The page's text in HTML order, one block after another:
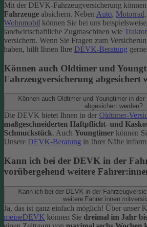
Mit der DEVK-Fahrzeugversicherung
Fahrzeuge absichern. Neben Auto, Motorrad,
Wohnmobil können Sie bei uns
landwirtschaftliche Zugmaschinen wie
versichern. Wenn Sie Fragen zum
haben, hilft Ihnen Ihre DEVK-Beratung
Können auch Oldtimer und
Fahrzeugversicherung abgesichert
Können auch Oldtimer und Youngtimer in
abgesichert werden?
Die DEVK bietet Ihnen in der Oldtimer-
maßgeschneiderten Haftpflicht- und
Schmuckstück. Auch Youngtimer können
Unsere DEVK-Beratung in Ihrer Nähe
Kann ich bei der DEVK in der
vorübergehend weitere
Kann ich bei der DEVK in der
weitere Fahrer:innen
Ja, das ist ganz einfach möglich! Über unser
meineDEVK können Sie dreimal im Jahr